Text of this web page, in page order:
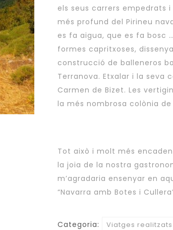
els seus carrers empedrats
més profund del Pirineu
es fa aigua, que es fa bosc
formes capritxoses,
construcció de balleneros
Terranova. Etxalar i la seva
Carmen de Bizet. Les
la més nombrosa colònia
Tot això i molt més
la joia de la nostra
m’agradaria ensenyar en
“Navarra amb Botes i
Categoria: Viatges realitzats